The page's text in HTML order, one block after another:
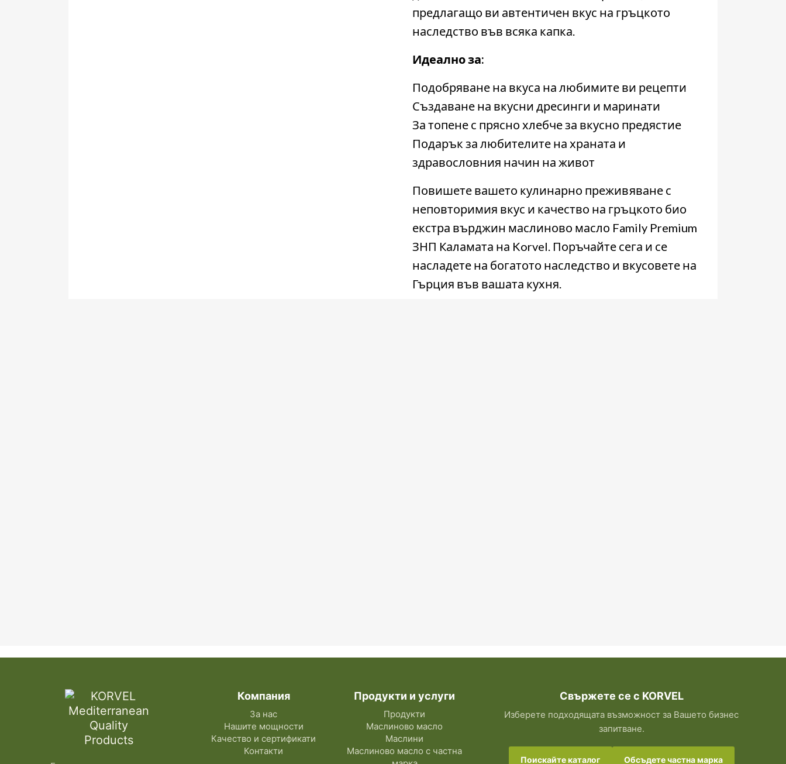
предлагащо ви автентичен вкус на гръцкото
наследство във всяка капка.
Идеално за:
Подобряване на вкуса на любимите ви рецепти
Създаване на вкусни дресинги и маринати
За топене с прясно хлебче за вкусно предястие
Подарък за любителите на храната и
здравословния начин на живот
Повишете вашето кулинарно преживяване с
неповторимия вкус и качество на гръцкото био
екстра върджин маслиново масло Family Premium
ЗНП Каламата на Korvel. Поръчайте сега и се
насладете на богатото наследство и вкусовете на
Гърция във вашата кухня.
Компания
За нас
Нашите мощности
Качество и сертификати
Контакти
Продукти и услуги
Продукти
Маслиново масло
Маслини
Маслиново масло с частна
Свържете се с KORVEL
Изберете подходящата възможност за Вашето бизнес
запитване.
Поискайте каталог Обсъдете частна марка